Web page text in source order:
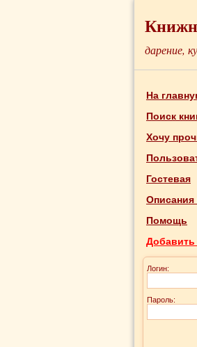
дарение,
На
Поиск
Хочу
Гостевая
Описания
Помощь
Добавить
Логин:
Пароль: